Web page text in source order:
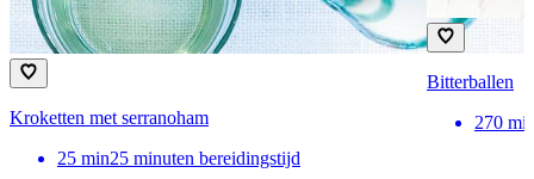
Kroketten met serranoham
25 min25 minuten bereidingstijd
Bitterballen
270